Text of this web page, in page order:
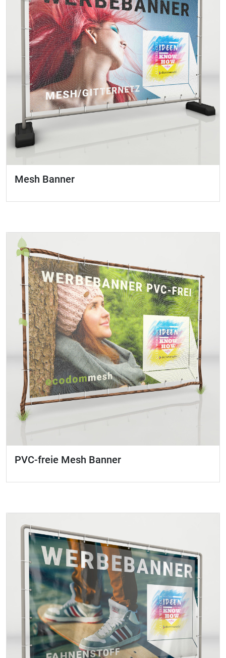
Mesh Banner
PVC-freie Mesh Banner